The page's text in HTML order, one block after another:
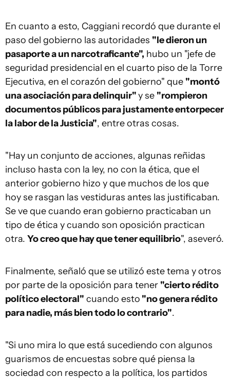
En cuanto a esto, Caggiani recordó que durante el
paso del gobierno las autoridades "le dieron un
pasaporte a un narcotraficante", hubo un "jefe de
seguridad presidencial en el cuarto piso de la Torre
Ejecutiva, en el corazón del gobierno" que "montó
una asociación para delinquir"y se "rompieron
documentos públicos para justamente entorpecer
la labor de la Justicia", entre otras cosas.
"Hay un conjunto de acciones, algunas reñidas
incluso hasta con la ley, no con la ética, que el
anterior gobierno hizo y que muchos de los que
hoy se rasgan las vestiduras antes las justificaban.
Se ve que cuando eran gobierno practicaban un
tipo de ética y cuando son oposición practican
otra. Yo creo que hay que tener equilibrio", aseveró.
Finalmente, señaló que se utilizó este tema y otros
por parte de la oposición para tener "cierto rédito
político electoral" cuando esto "no genera rédito
para nadie, más bien todo lo contrario".
"Si uno mira lo que está sucediendo con algunos
guarismos de encuestas sobre qué piensa la
sociedad con respecto a la política, los partidos